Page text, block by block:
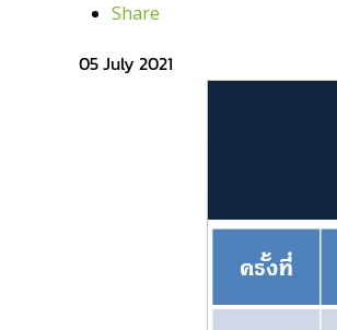
Share
05 July 2021